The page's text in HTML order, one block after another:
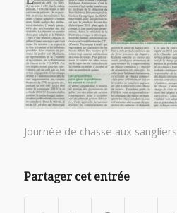
Journée de chasse aux sangliers
Partager cet entrée